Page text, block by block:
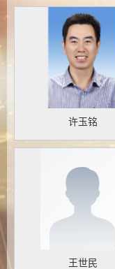
许玉铭
王世民